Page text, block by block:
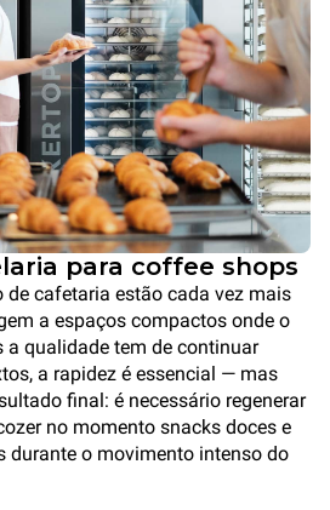
para coffee shops
de cafetaria estão cada vez mais
a espaços compactos onde o
a qualidade tem de continuar
a rapidez é essencial — mas
final: é necessário regenerar
no momento snacks doces e
durante o movimento intenso do